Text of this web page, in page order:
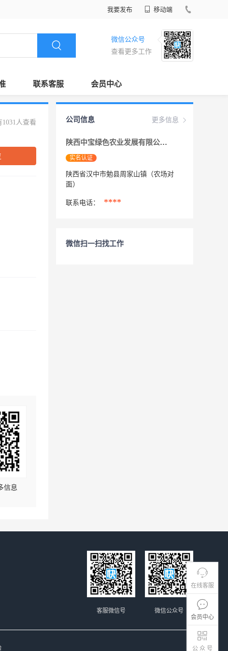
我要发布 移动端
微信公众号
查看更多工作
联系客服 会员中心
在线客服
会员中心
公 众 号
1031人查看
信息
更多信息
公司信息
陕西中宝绿色农业发展有限公司
实名认证
陕西省汉中市勉县周家山镇（农场对
面）
联系电话： ****
微信扫一扫找工作
微信公众号
客服微信号